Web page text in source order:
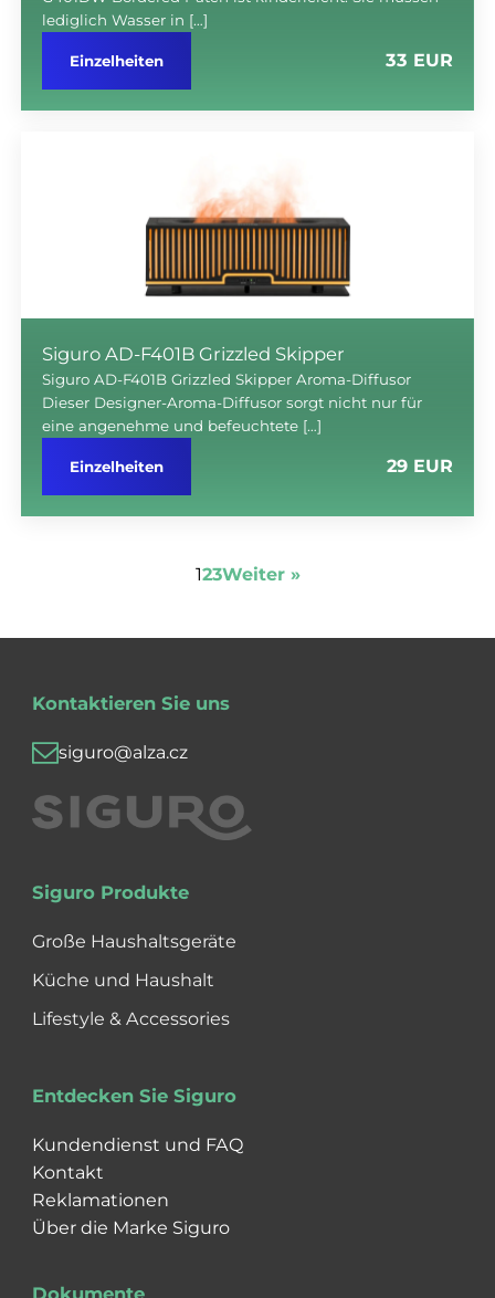
lediglich Wasser in […]
Einzelheiten 33 EUR
Siguro AD-F401B Grizzled Skipper
Siguro AD-F401B Grizzled Skipper Aroma-Diffusor
Dieser Designer-Aroma-Diffusor sorgt nicht nur für
eine angenehme und befeuchtete […]
Einzelheiten 29 EUR
123Weiter »
Kontaktieren Sie uns
siguro@alza.cz
Siguro Produkte
Große Haushaltsgeräte
Küche und Haushalt
Lifestyle & Accessories
Entdecken Sie Siguro
Kundendienst und FAQ
Kontakt
Reklamationen
Über die Marke Siguro
Dokumente